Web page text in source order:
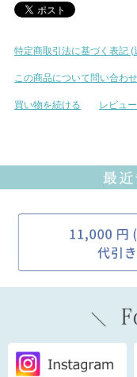
特定商取引法に基づく表記 (
この商品について問い合わ
買い物を続ける
レビュ